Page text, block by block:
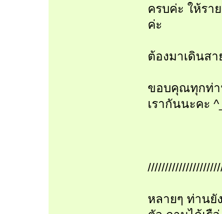
ครบค่ะ ให้รา
ค่ะ
ต้องมาเดินส
ขอบคุณทุกท่า
เรากันนะคะ
หลายๆ ท่านยั